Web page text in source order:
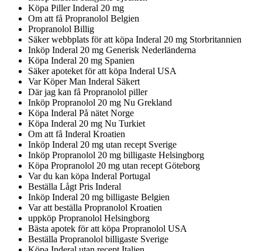
Köpa Piller Inderal 20 mg
Om att få Propranolol Belgien
Propranolol Billig
Säker webbplats för att köpa Inderal 20 mg Storbritannien
Inköp Inderal 20 mg Generisk Nederländerna
Köpa Inderal 20 mg Spanien
Säker apoteket för att köpa Inderal USA
Var Köper Man Inderal Säkert
Där jag kan få Propranolol piller
Inköp Propranolol 20 mg Nu Grekland
Köpa Inderal På nätet Norge
Köpa Inderal 20 mg Nu Turkiet
Om att få Inderal Kroatien
Inköp Inderal 20 mg utan recept Sverige
Inköp Propranolol 20 mg billigaste Helsingborg
Köpa Propranolol 20 mg utan recept Göteborg
Var du kan köpa Inderal Portugal
Beställa Lågt Pris Inderal
Inköp Inderal 20 mg billigaste Belgien
Var att beställa Propranolol Kroatien
uppköp Propranolol Helsingborg
Bästa apotek för att köpa Propranolol USA
Beställa Propranolol billigaste Sverige